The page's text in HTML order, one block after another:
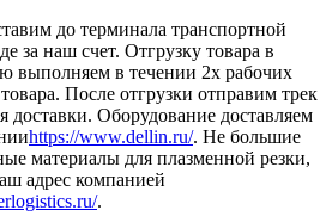
до терминала транспортной
за наш счет. Отгрузку товара в
выполняем в течении 2х рабочих
После отгрузки отправим трек
доставки. Оборудование доставляем
https://www.dellin.ru/. Не большие
материалы для плазменной резки,
адрес компанией
.